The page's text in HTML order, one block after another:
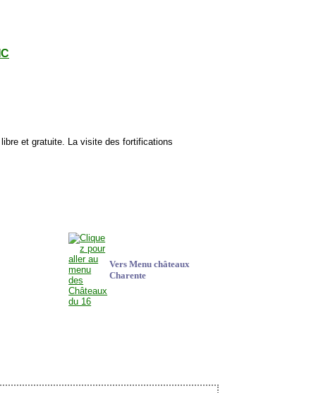
et gratuite. La visite des fortifications
Vers Menu châteaux
Charente